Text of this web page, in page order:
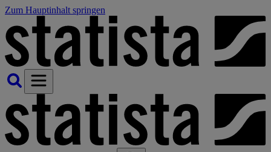
Zum Hauptinhalt springen